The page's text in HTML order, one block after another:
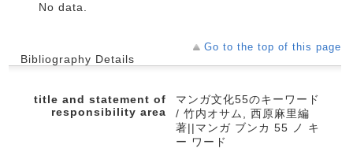
No data.
Go to the top of this page
Bibliography Details
title and statement of
responsibility area
マンガ文化55のキーワード
/ 竹内オサム, 西原麻里編
著||マンガ ブンカ 55 ノ キ
ー ワード